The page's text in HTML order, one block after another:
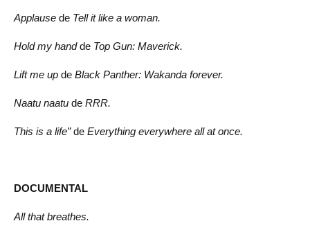
Applause de Tell it like a woman.
Hold my handde Top Gun: Maverick.
Lift me up de Black Panther: Wakanda forever.
Naatu naatu de RRR.
This is a life”de Everything everywhere all at once.
DOCUMENTAL
All that breathes.